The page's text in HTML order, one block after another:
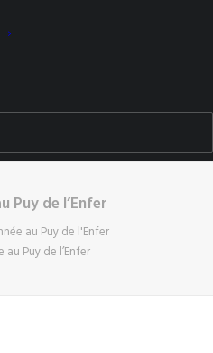
Puy de l’Enfer
au Puy de l'Enfer
au Puy de l’Enfer